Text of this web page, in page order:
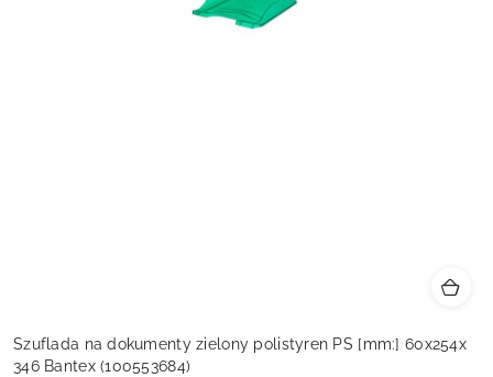
Szuflada na dokumenty zielony polistyren PS [mm:] 60x254x
346 Bantex (100553684)